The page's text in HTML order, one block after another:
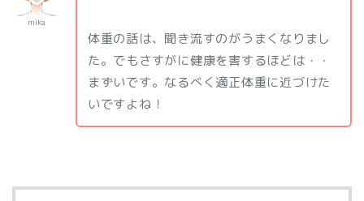
mika
体重の話は、聞き流すのがうまくなりまし
た。でもさすがに健康を害するほどは・・
まずいです。なるべく適正体重に近づけた
いですよね！